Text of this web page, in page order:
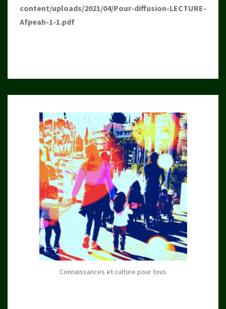
content/uploads/2021/04/Pour-diffusion-LECTURE-
Afpeah-1-1.pdf
Connaissances et culture pour tous